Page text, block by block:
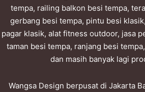
tempa, railing balkon besi tempa,
gerbang besi tempa, pintu besi
pagar klasik, alat fitness outdoor, jasa
taman besi tempa, ranjang besi
dan masih banyak lagi
Wangsa Design berpusat di Jakarta